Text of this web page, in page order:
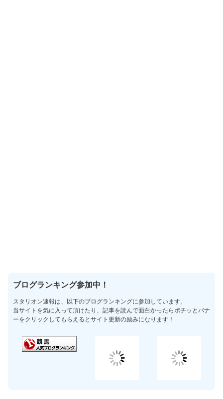
ブログランキング参加中！
スタリオン速報は、以下のブログランキングに参加しています。
当サイトを気に入って頂けたり、記事を読んで面白かったらポチッとバナ
ーをクリックしてもらえるとサイト更新の励みになります！